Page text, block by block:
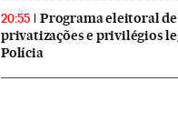
20:55
Programa eleitoral
privatizações e privilégios
Polícia